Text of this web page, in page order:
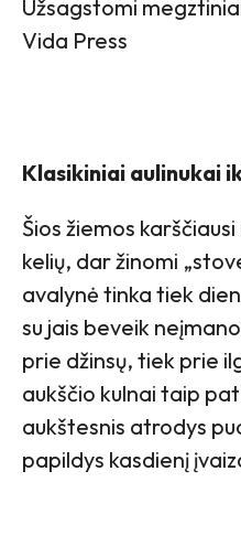
Užsagstomi
Vida Press
Klasikiniai aulinukai
Šios žiemos
kelių, dar žinomi
avalynė tinka tiek
su jais beveik
prie džinsų, tiek prie
aukščio kulnai taip
aukštesnis atrodys
papildys kasdienį